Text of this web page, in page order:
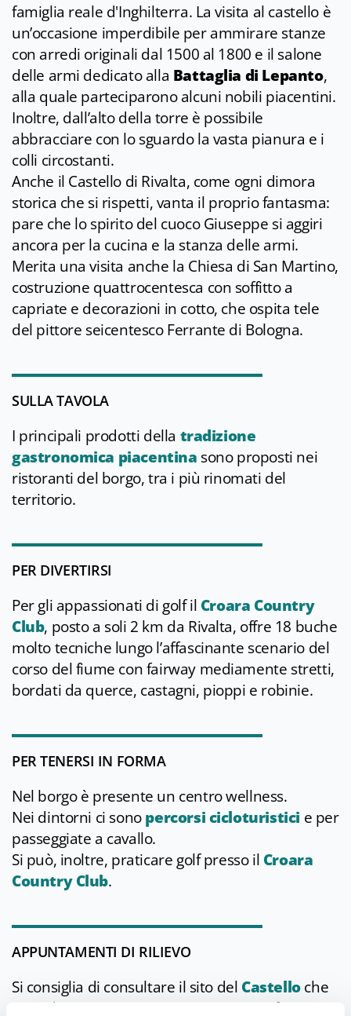
famiglia reale d'Inghilterra. La visita al castello è
un’occasione imperdibile per ammirare stanze
con arredi originali dal 1500 al 1800 e il salone
delle armi dedicato alla Battaglia di Lepanto,
alla quale parteciparono alcuni nobili piacentini.
Inoltre, dall’alto della torre è possibile
abbracciare con lo sguardo la vasta pianura e i
colli circostanti.
Anche il Castello di Rivalta, come ogni dimora
storica che si rispetti, vanta il proprio fantasma:
pare che lo spirito del cuoco Giuseppe si aggiri
ancora per la cucina e la stanza delle armi.
Merita una visita anche la Chiesa di San Martino,
costruzione quattrocentesca con soffitto a
capriate e decorazioni in cotto, che ospita tele
del pittore seicentesco Ferrante di Bologna.
SULLA TAVOLA
I principali prodotti della tradizione
gastronomica piacentina sono proposti nei
ristoranti del borgo, tra i più rinomati del
territorio.
PER DIVERTIRSI
Per gli appassionati di golf il Croara Country
Club, posto a soli 2 km da Rivalta, offre 18 buche
molto tecniche lungo l’affascinante scenario del
corso del fiume con fairway mediamente stretti,
bordati da querce, castagni, pioppi e robinie.
PER TENERSI IN FORMA
Nel borgo è presente un centro wellness.
Nei dintorni ci sonopercorsi cicloturistici e per
passeggiate a cavallo.
Si può, inoltre, praticare golf presso il Croara
Country Club.
APPUNTAMENTI DI RILIEVO
Si consiglia di consultare il sito del Castelloche
periodicamente organizza eventi, manifestazioni